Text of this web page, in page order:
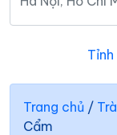
Trang chủ /
Cẩm